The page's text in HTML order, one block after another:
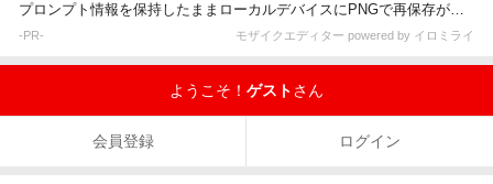
プロンプト情報を保持したままローカルデバイスにPNGで再保存が可
能です。
-PR- モザイクエディター powered by イロミライ
ようこそ！ ゲストさん
会員登録 ログイン